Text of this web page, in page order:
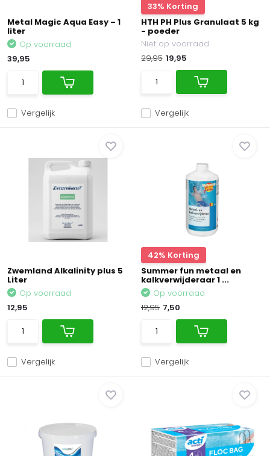
Metal Magic Aqua Easy – 1
liter
Vergelijk
Op voorraad
39,95
33% Korting
HTH PH Plus Granulaat 5 kg
- poeder
Vergelijk
Niet op voorraad
29,95 19,95
Zwemland Alkalinity plus 5
Liter
Vergelijk
Op voorraad
12,95
42% Korting
Summer fun metaal en
kalkverwijderaar 1 ...
Vergelijk
Op voorraad
12,95 7,50